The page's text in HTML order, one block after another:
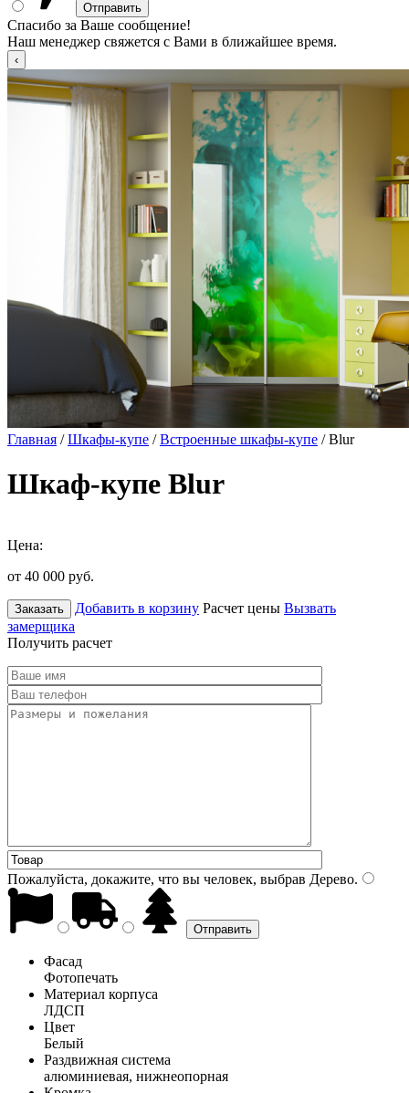
Спасибо за Ваше сообщение!
Наш менеджер свяжется с Вами в ближайшее время.
Главная /Шкафы-купе /Встроенные шкафы-купе / Blur
Шкаф-купе Blur
Цена:
от 40 000 руб.
Заказать Добавить в корзину Расчет цены Вызвать
замерщика
Получить расчет
Пожалуйста, докажите, что вы человек, выбрав Дерево.
Фасад
Фотопечать
Материал корпуса
ЛДСП
Цвет
Белый
Раздвижная система
алюминиевая, нижнеопорная